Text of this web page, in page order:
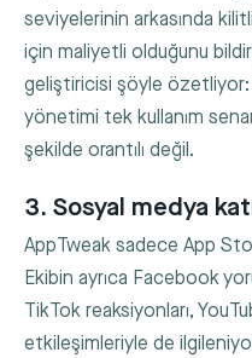
seviyelerinin arkasında
için maliyetli olduğunu
geliştiricisi şöyle özetliyor:
yönetimi tek kullanım
şekilde orantılı değil.
3. Sosyal medya
AppTweak sadece App
Ekibin ayrıca Facebook
TikTok reaksiyonları,
etkileşimleriyle de